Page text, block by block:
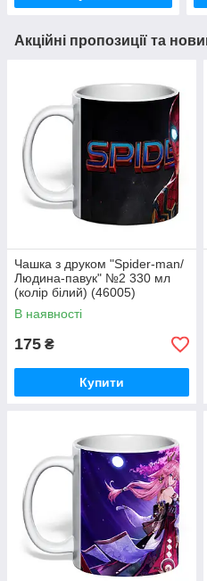
Акційні пропозиції та
Чашка з друком "Spider-man/
Людина-павук" №2 330 мл
(колір білий) (46005)
В наявності
175 ₴
Купити